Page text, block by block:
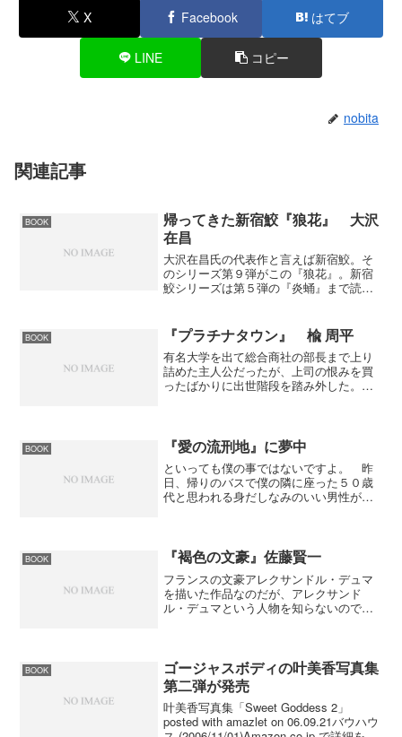
X Facebook はてブ
LINE コピー
nobita
関連記事
BOOK
帰ってきた新宿鮫『狼花』 大沢
在昌
大沢在昌氏の代表作と言えば新宿鮫。そ
のシリーズ第９弾がこの『狼花』。新宿
鮫シリーズは第５弾の『炎蛹』まで読ん
ズとは知らずに手に取ったら「あれま」
ってな次第で。新宿鮫シリ...
BOOK 『プラチナタウン』 楡 周平
有名大学を出て総合商社の部長まで上り
詰めた主人公だったが、上司の恨みを買
ったばかりに出世階段を踏み外した。そ
なって町の再生に乗り出す...
BOOK 『愛の流刑地』に夢中
といっても僕の事ではないですよ。 昨
日、帰りのバスで僕の隣に座った５０歳
代と思われる身だしなみのいい男性が夢
降りる準備をした。一番後ろ...
BOOK 『褐色の文豪』佐藤賢一
フランスの文豪アレクサンドル・デュマ
を描いた作品なのだが、アレクサンド
ル・デュマという人物を知らないので読
ジティブな性格とあきれた金...
BOOK
ゴージャスボディの叶美香写真集
第二弾が発売
叶美香写真集「Sweet Goddess 2」
posted with amazlet on 06.09.21バウハウ